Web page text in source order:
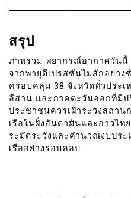
สรุป
ภาพรวม พยากรณ์อากาศวันนี้
จากพายุดีเปรสชันไมสักอย่าง
ครอบคลุม 38 จังหวัดทั่วประเ
อีสาน และภาคตะวันออกที่มี
ประชาชนควรเฝ้าระวังสถา
เรือในฝั่งอันดามันและอ่าวไท
ระมัดระวังและคำนวณงบปร
เรืออย่างรอบคอบ